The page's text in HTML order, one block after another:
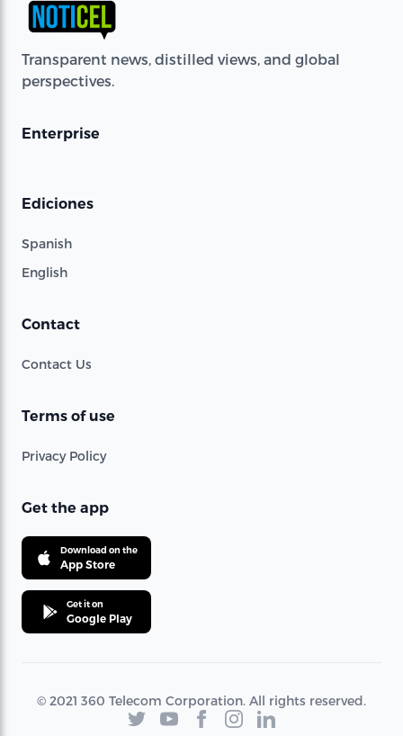
Transparent news, distilled views, and global
perspectives.
Enterprise
Ediciones
Spanish
English
Contact
Contact Us
Terms of use
Privacy Policy
Get the app
Download on the
App Store
Get it on
Google Play
© 2021 360 Telecom Corporation. All rights reserved.